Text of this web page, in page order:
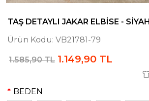
TAŞ DETAYLI JAKAR ELBISE - SIYAH
Ürün Kodu: VB21781-79
1.585,90 TL 1.149,90 TL
BEDEN